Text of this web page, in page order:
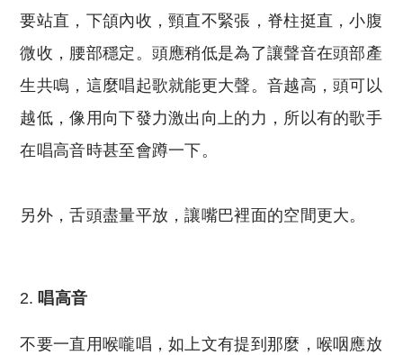
要站直，下頜內收，頸直不緊張，脊柱挺直，小腹
微收，腰部穩定。頭應稍低是為了讓聲音在頭部產
生共鳴，這麼唱起歌就能更大聲。音越高，頭可以
越低，像用向下發力激出向上的力，所以有的歌手
在唱高音時甚至會蹲一下。
另外，舌頭盡量平放，讓嘴巴裡面的空間更大。
唱高音
不要一直用喉嚨唱，如上文有提到那麼，喉咽應放